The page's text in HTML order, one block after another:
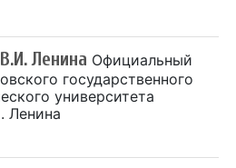
Ленина Официальный
государственного
университета
Ленина